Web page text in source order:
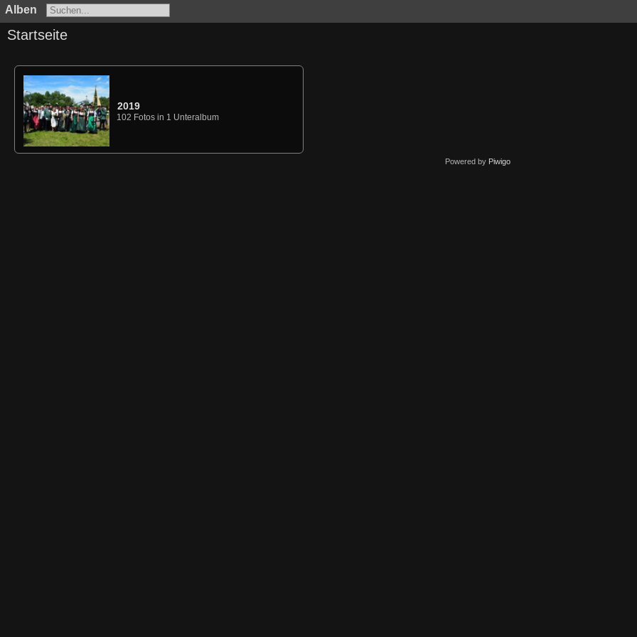
Alben
Startseite
2019
102 Fotos in 1 Unteralbum
Powered by Piwigo